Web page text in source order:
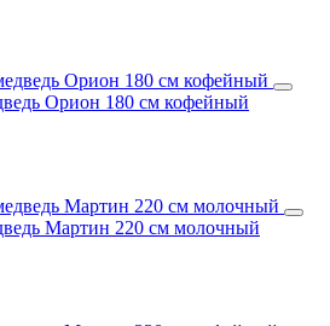
Орион 180 см кофейный
Мартин 220 см молочный